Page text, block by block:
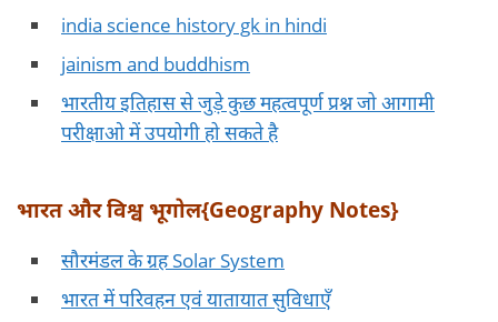
india science history gk in hindi
jainism and buddhism
भारतीय इतिहास से जुड़े कुछ महत्वपूर्ण प्रश्न जो आगामी
परीक्षाओ में उपयोगी हो सकते है
भारत और विश्व भूगोल{Geography Notes}
सौरमंडल के ग्रह Solar System
भारत में परिवहन एवं यातायात सुविधाएँ